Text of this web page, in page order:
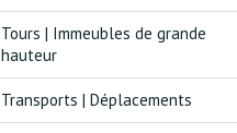
Tours | Immeubles de grande
hauteur
Transports | Déplacements